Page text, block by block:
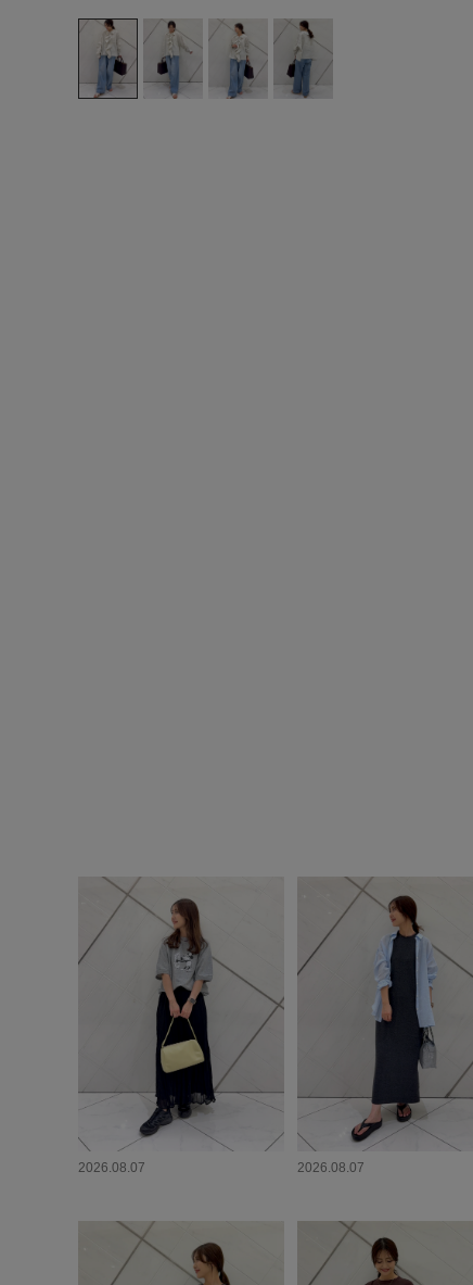
2026.08.07 2026.08.07